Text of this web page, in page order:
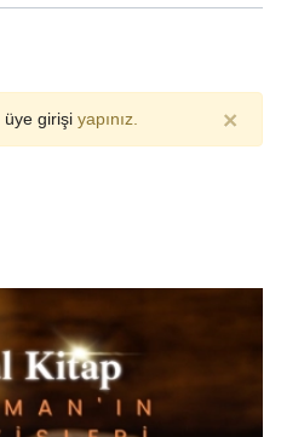
üye girişi yapınız. ×